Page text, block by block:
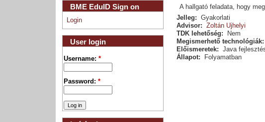
A hallgató feladata, hogy
Jelleg:
Gyakorlati
Advisor:
Zoltán Ujhelyi
TDK lehetőség:
Nem
Megismerhető technológiák:
Előismeretek:
Java
Állapot:
Folyamatban
BME EduID Sign on
Login
User login
Username:*
Password:*